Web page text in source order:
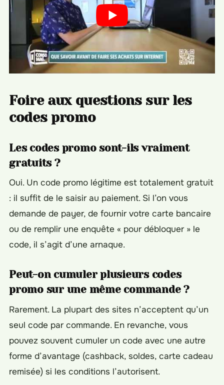
Foire aux questions sur les
codes promo
Les codes promo sont-ils vraiment
gratuits ?
Oui. Un code promo légitime est totalement gratuit
: il suffit de le saisir au paiement. Si l’on vous
demande de payer, de fournir votre carte bancaire
ou de remplir une enquête « pour débloquer » le
code, il s’agit d’une arnaque.
Peut-on cumuler plusieurs codes
promo sur une même commande ?
Rarement. La plupart des sites n’acceptent qu’un
seul code par commande. En revanche, vous
pouvez souvent cumuler un code avec une autre
forme d’avantage (cashback, soldes, carte cadeau
remisée) si les conditions l’autorisent.